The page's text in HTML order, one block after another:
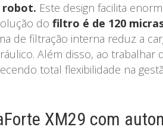
robot. Este design facilita
do filtro é de 120
de filtração interna reduz a
Além disso, ao
total flexibilidade na
XM29 com